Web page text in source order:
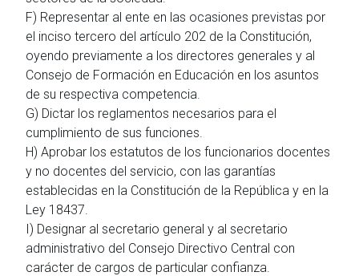
F) Representar al ente en las ocasiones previstas por
el inciso tercero del artículo 202 de la Constitución,
oyendo previamente a los directores generales y al
Consejo de Formación en Educación en los asuntos
de su respectiva competencia.
G) Dictar los reglamentos necesarios para el
cumplimiento de sus funciones.
H) Aprobar los estatutos de los funcionarios docentes
y no docentes del servicio, con las garantías
establecidas en la Constitución de la República y en la
Ley 18437.
I) Designar al secretario general y al secretario
administrativo del Consejo Directivo Central con
carácter de cargos de particular confianza.